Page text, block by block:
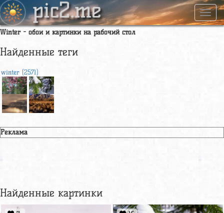
pic2.me
Winter - обои и картинки на рабочий стол
Найденные теги
winter (2571)
Реклама
Найденные картинки